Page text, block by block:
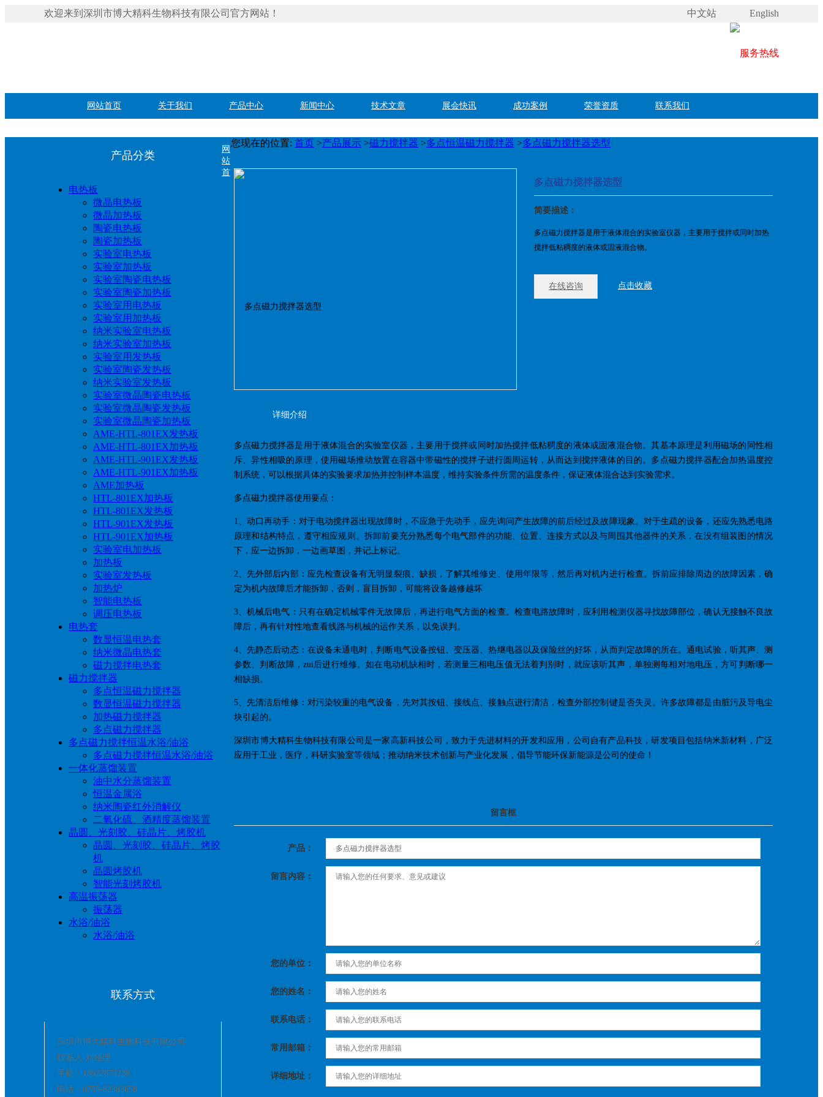
欢迎来到深圳市博大精科生物科技有限公司官方网站！ 中文站 English
网站首页 关于我们 产品中心 新闻中心 技术文章 展会快讯 成功案例 荣誉资质 联系我们
产品分类
电热板
微晶电热板
微晶加热板
陶瓷电热板
陶瓷加热板
实验室电热板
实验室加热板
实验室陶瓷电热板
实验室陶瓷加热板
实验室用电热板
实验室用加热板
纳米实验室电热板
纳米实验室加热板
实验室用发热板
实验室陶瓷发热板
纳米实验室发热板
实验室微晶陶瓷电热板
实验室微晶陶瓷发热板
实验室微晶陶瓷加热板
AME-HTL-801EX发热板
AME-HTL-801EX加热板
AME-HTL-901EX发热板
AME-HTL-901EX加热板
AME加热板
HTL-801EX加热板
HTL-801EX发热板
HTL-901EX发热板
HTL-901EX加热板
实验室电加热板
加热板
实验室发热板
加热炉
智能电热板
调压电热板
电热套
数显恒温电热套
纳米微晶电热套
磁力搅拌电热套
磁力搅拌器
多点恒温磁力搅拌器
数显恒温磁力搅拌器
加热磁力搅拌器
多点磁力搅拌器
多点磁力搅拌恒温水浴/油浴
多点磁力搅拌恒温水浴/油浴
一体化蒸馏装置
油中水分蒸馏装置
恒温金属浴
纳米陶瓷红外消解仪
二氧化硫、酒精度蒸馏装置
晶圆、光刻胶、硅晶片、烤胶机
晶圆、光刻胶、硅晶片、烤胶
机
晶圆烤胶机
智能光刻烤胶机
高温振荡器
振荡器
水浴/油浴
水浴/油浴
联系方式
深圳市博大精科生物科技有限公司
联系人:刘经理
手机：18922873228
电话：0755-82383658
您现在的位置: 首页 >产品展示 >磁力搅拌器 >多点恒温磁力搅拌器 >多点磁力搅拌器选型
多点磁力搅拌器选型
简要描述：
多点磁力搅拌器是用于液体混合的实验室仪器，主要用于搅拌或同时加热
搅拌低粘稠度的液体或固液混合物。
在线咨询 点击收藏
详细介绍
多点磁力搅拌器是用于液体混合的实验室仪器，主要用于搅拌或同时加热搅拌低粘稠度的液体或固液混合物。其基本原理是利用磁场的同性相
斥、异性相吸的原理，使用磁场推动放置在容器中带磁性的搅拌子进行圆周运转，从而达到搅拌液体的目的。多点磁力搅拌器配合加热温度控
制系统，可以根据具体的实验要求加热并控制样本温度，维持实验条件所需的温度条件，保证液体混合达到实验需求。
多点磁力搅拌器使用要点：
1、动口再动手：对于电动搅拌器出现故障时，不应急于先动手，应先询问产生故障的前后经过及故障现象。对于生疏的设备，还应先熟悉电路
原理和结构特点，遵守相应规则。拆卸前要充分熟悉每个电气部件的功能、位置、连接方式以及与周围其他器件的关系，在没有组装图的情况
下，应一边拆卸，一边画草图，并记上标记。
2、先外部后内部：应先检查设备有无明显裂痕、缺损，了解其维修史、使用年限等，然后再对机内进行检查。拆前应排除周边的故障因素，确
定为机内故障后才能拆卸，否则，盲目拆卸，可能将设备越修越坏
3、机械后电气：只有在确定机械零件无故障后，再进行电气方面的检查。检查电路故障时，应利用检测仪器寻找故障部位，确认无接触不良故
障后，再有针对性地查看线路与机械的运作关系，以免误判。
4、先静态后动态：在设备未通电时，判断电气设备按钮、变压器、热继电器以及保险丝的好坏，从而判定故障的所在。通电试验，听其声、测
参数、判断故障，zui后进行维修。如在电动机缺相时，若测量三相电压值无法着判别时，就应该听其声，单独测每相对地电压，方可判断哪一
相缺损。
5、先清洁后维修：对污染较重的电气设备，先对其按钮、接线点、接触点进行清洁，检查外部控制键是否失灵。许多故障都是由脏污及导电尘
块引起的。
深圳市博大精科生物科技有限公司是一家高新科技公司，致力于先进材料的开发和应用，公司自有产品科技，研发项目包括纳米新材料，广泛
应用于工业，医疗，科研实验室等领域；推动纳米技术创新与产业化发展，倡导节能环保新能源是公司的使命！
留言框
产品：
留言内容：
您的单位：
您的姓名：
联系电话：
常用邮箱：
详细地址：
网
站
首